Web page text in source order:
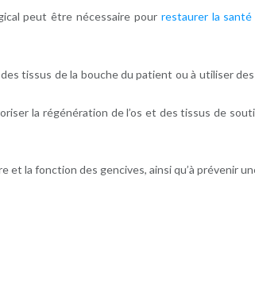
peut être nécessaire pour restaurer la santé
tissus de la bouche du patient ou à utiliser
la régénération de l’os et des tissus de
la fonction des gencives, ainsi qu’à prévenir